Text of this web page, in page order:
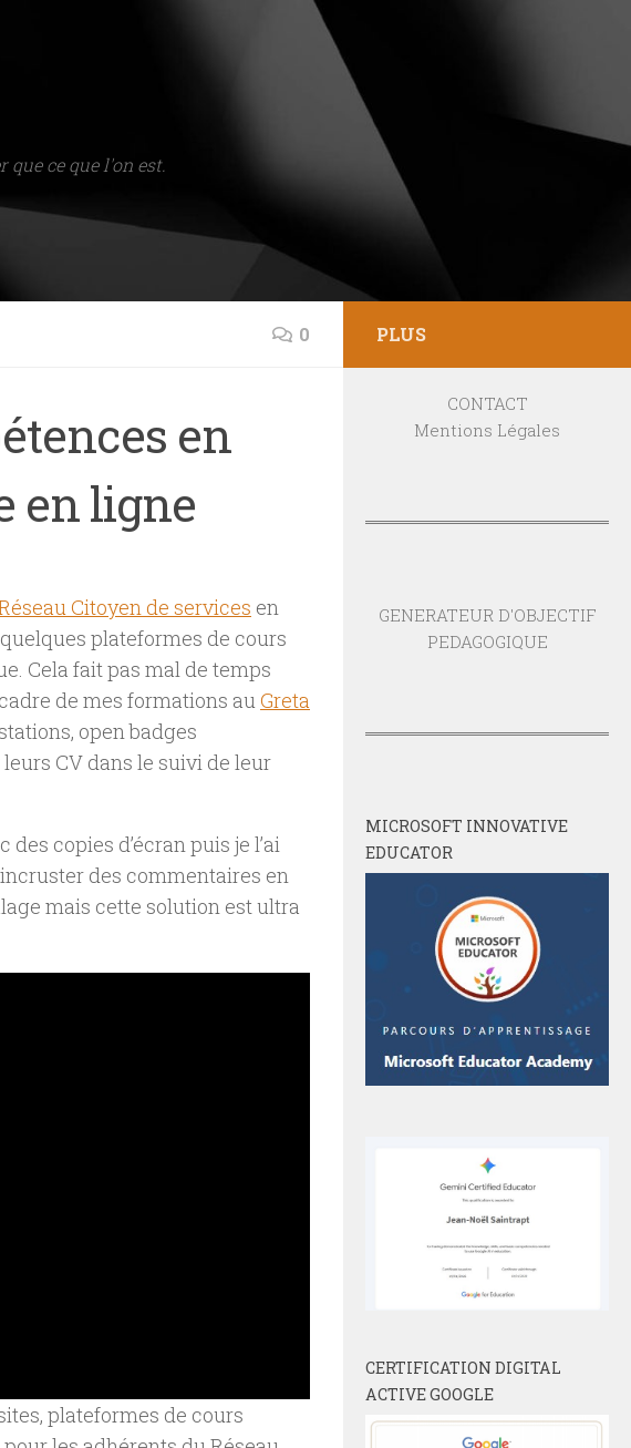
que ce que l'on est.
0
en
en ligne
Citoyen de services en
plateformes de cours
Cela fait pas mal de temps
de mes formations auGreta
open badges
CV dans le suivi de leur
copies d’écran puis je l’ai
des commentaires en
mais cette solution est ultra
plateformes de cours
PLUS
CONTACT
Mentions Légales
GENERATEUR D'OBJECTIF
PEDAGOGIQUE
MICROSOFT INNOVATIVE
EDUCATOR
CERTIFICATION DIGITAL
ACTIVE GOOGLE